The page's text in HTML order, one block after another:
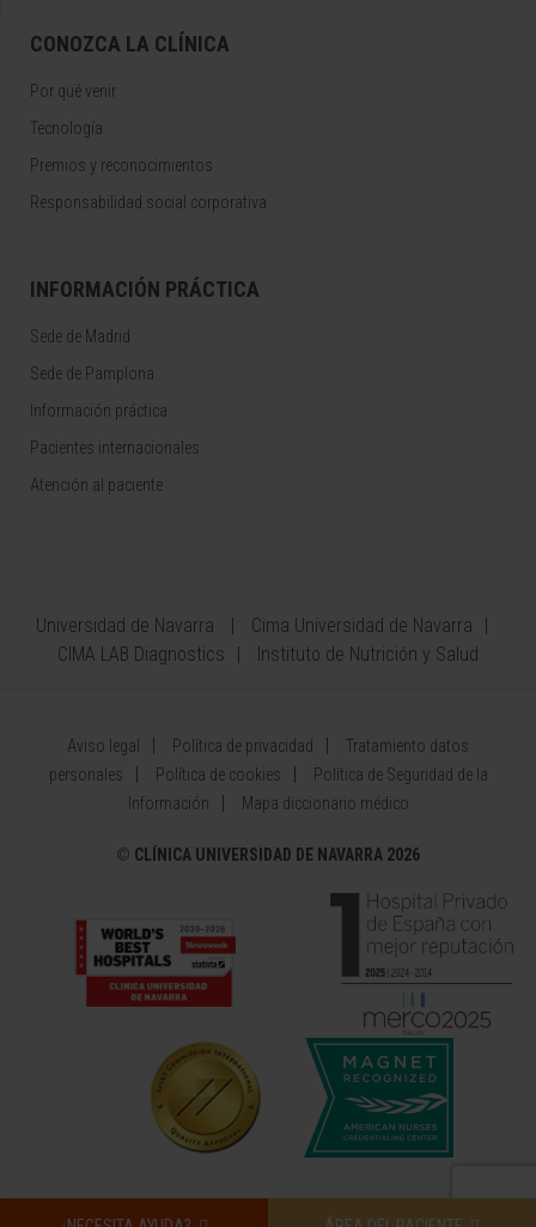
CONOZCA LA CLÍNICA
Por qué venir
Tecnología
Premios y reconocimientos
Responsabilidad social corporativa
INFORMACIÓN PRÁCTICA
Sede de Madrid
Sede de Pamplona
Información práctica
Pacientes internacionales
Atención al paciente
Universidad de Navarra
Cima Universidad de Navarra
CIMA LAB Diagnostics
Instituto de Nutrición y Salud
Aviso legal Política de privacidad
Tratamiento datos
personales
Política de cookies
Política de Seguridad de la
Información
Mapa diccionario médico
© CLÍNICA UNIVERSIDAD DE NAVARRA 2026